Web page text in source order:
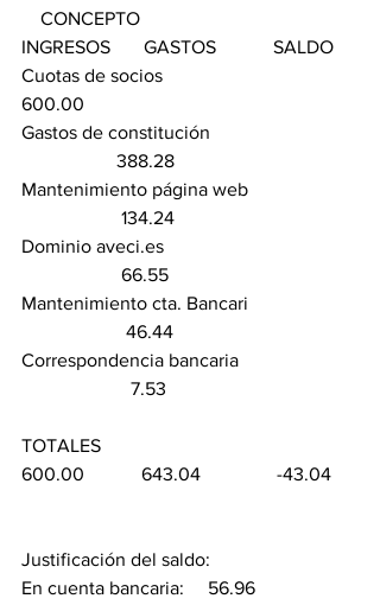
INGRESOS       GASTOS            SALDO
Cuotas de socios
600.00
Gastos de constitución
                    388.28
Mantenimiento página web
                     134.24
Dominio aveci.es
                     66.55
Mantenimiento cta. Bancari
                      46.44
Correspondencia bancaria
                       7.53
TOTALES
600.00            643.04                -43.04
Justificación del saldo:
En cuenta bancaria:     56.96